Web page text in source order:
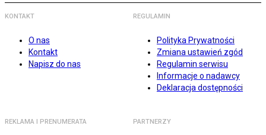
KONTAKT
O nas
Kontakt
Napisz do nas
REGULAMIN
Polityka Prywatności
Zmiana ustawień zgód
Regulamin serwisu
Informacje o nadawcy
Deklaracja dostępności
REKLAMA I PRENUMERATA PARTNERZY